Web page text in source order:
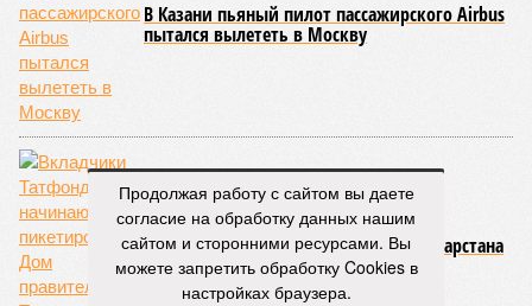
В Казани пьяный пилот пассажирского Airbus
пытался вылететь в Москву
Вкладчики Татфондбанка начинают
пикетировать Дом правительства Татарстана
Продолжая работу с сайтом вы даете
согласие на обработку данных нашим
сайтом и сторонними ресурсами. Вы
можете запретить обработку Cookies в
настройках браузера.